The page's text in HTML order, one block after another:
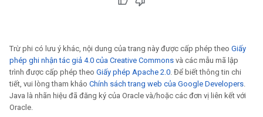
Trừ phi có lưu ý khác, nội dung của trang này được cấp phép theo Giấy
phép ghi nhận tác giả 4.0 của Creative Commons và các mẫu mã lập
trình được cấp phép theo Giấy phép Apache 2.0. Để biết thông tin chi
tiết, vui lòng tham khảo Chính sách trang web của Google Developers.
Java là nhãn hiệu đã đăng ký của Oracle và/hoặc các đơn vị liên kết với
Oracle.